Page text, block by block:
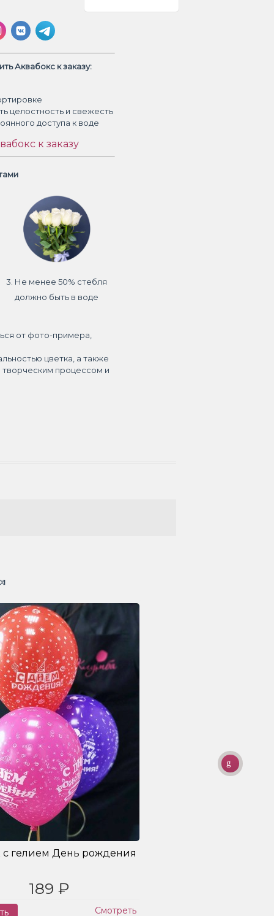
Аквабокс к заказу:
целостность и свежесть
доступа к воде
к заказу
3. Не менее 50% стебля
должно быть в воде
от фото-примера,
цветка, а также
творческим процессом и
гелием День рождения
189 ₽
Смотреть